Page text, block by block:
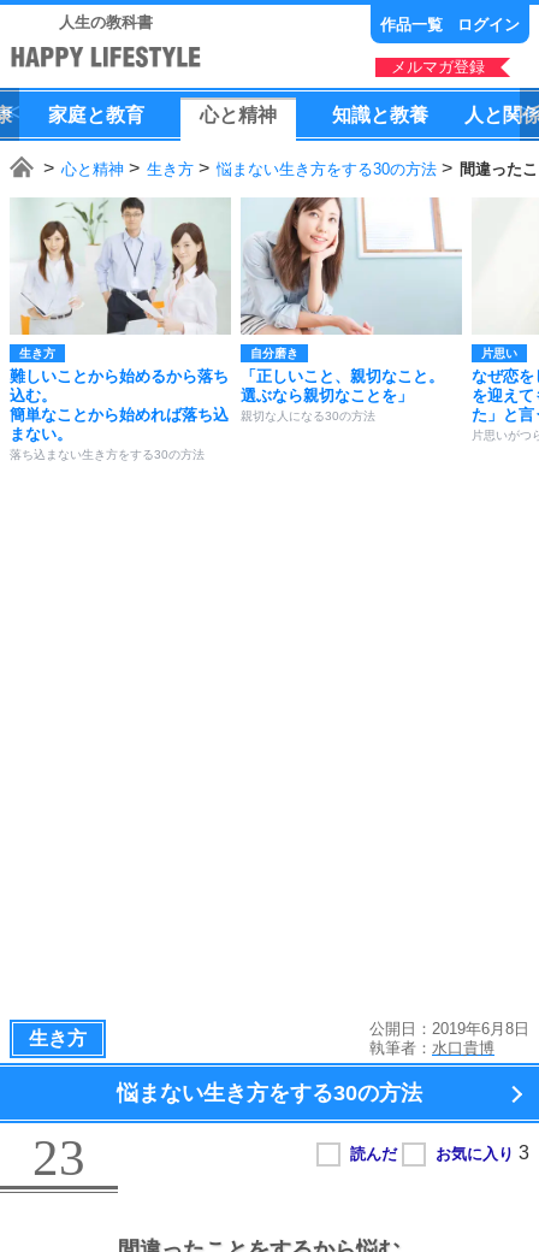
人生の教科書 作品一覧 ログイン
メルマガ登録
家庭と教育 心と精神 知識と教養 人 と 関
心と精神 生き方 悩まない生き方をする30の方法 間違った
生き方
難しいことから始めるから落ち
込む。
簡単なことから始めれば落ち込
まない。
落ち込まない生き方をする30の方法
自分磨き
「正しいこと、親切なこと。
選ぶなら親切なことを」
親切な人になる30の方法
片思い
なぜ恋を
を迎えて
た」と言
片思いがつ
生き方
公開日：2019年6月8日
執筆者： 水口貴博
悩まない生き方をする30の方法
23